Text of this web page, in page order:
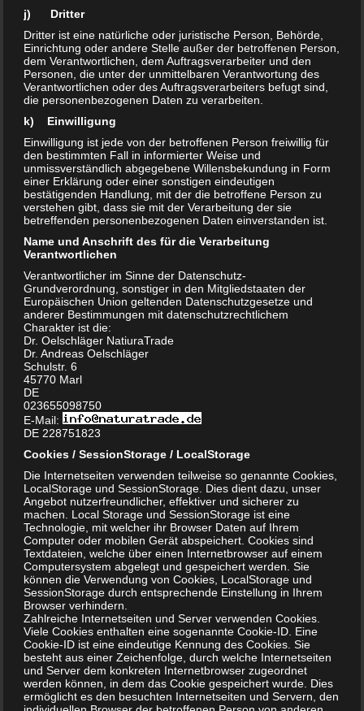
– Verpackung: 1.000g Folienbeutel,
eingeschweißt
– Beschaffenheit: reines Pulver, AlOOH-Gehalt 99%
– Lagerung: trocken und bei Raumtemperatur
Tonerde findet Verwendung als Additiv in der Herstellung
von Solen/Gelen, Keramiken, Glasuren, Kunststoffen, Farben
und Lacken, Medizin.
mehr Infos:
Zinkoxid-Pulver:
– Verpackung: 500g
Standbodenbeutel,
wiederverschließbar
– Zinkgehalt: 80,3%
– Beschaffenheit: reines Pulver,
Reinheit 99,9%
– Lagerung: trocken und bei Raumtemperatur,
Sonneneinstrahlung vermeiden
mehr Infos:
Magnesiumoxid-Pulver:
Magnesiumoxid schwer
j) Dritter
Dritter ist eine natürliche oder juristische Person, Behörde,
Einrichtung oder andere Stelle außer der betroffenen Person,
dem Verantwortlichen, dem Auftragsverarbeiter und den
Personen, die unter der unmittelbaren Verantwortung des
Verantwortlichen oder des Auftragsverarbeiters befugt sind,
die personenbezogenen Daten zu verarbeiten.
k) Einwilligung
Einwilligung ist jede von der betroffenen Person freiwillig für
den bestimmten Fall in informierter Weise und
unmissverständlich abgegebene Willensbekundung in Form
einer Erklärung oder einer sonstigen eindeutigen
bestätigenden Handlung, mit der die betroffene Person zu
verstehen gibt, dass sie mit der Verarbeitung der sie
betreffenden personenbezogenen Daten einverstanden ist.
Name und Anschrift des für die Verarbeitung
Verantwortlichen
Verantwortlicher im Sinne der Datenschutz-
Grundverordnung, sonstiger in den Mitgliedstaaten der
Europäischen Union geltenden Datenschutzgesetze und
anderer Bestimmungen mit datenschutzrechtlichem
Charakter ist die:
Dr. Oelschläger NatiuraTrade
Dr. Andreas Oelschläger
Schulstr. 6
45770 Marl
DE
023655098750
E-Mail:
DE 228751823
Cookies / SessionStorage / LocalStorage
Die Internetseiten verwenden teilweise so genannte Cookies,
LocalStorage und SessionStorage. Dies dient dazu, unser
Angebot nutzerfreundlicher, effektiver und sicherer zu
machen. Local Storage und SessionStorage ist eine
Technologie, mit welcher ihr Browser Daten auf Ihrem
Computer oder mobilen Gerät abspeichert. Cookies sind
Textdateien, welche über einen Internetbrowser auf einem
Computersystem abgelegt und gespeichert werden. Sie
können die Verwendung von Cookies, LocalStorage und
SessionStorage durch entsprechende Einstellung in Ihrem
Browser verhindern.
Zahlreiche Internetseiten und Server verwenden Cookies.
Viele Cookies enthalten eine sogenannte Cookie-ID. Eine
Cookie-ID ist eine eindeutige Kennung des Cookies. Sie
besteht aus einer Zeichenfolge, durch welche Internetseiten
und Server dem konkreten Internetbrowser zugeordnet
werden können, in dem das Cookie gespeichert wurde. Dies
ermöglicht es den besuchten Internetseiten und Servern, den